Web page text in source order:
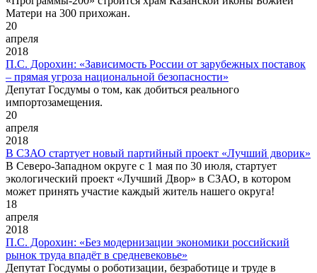
Матери на 300 прихожан.
20
апреля
2018
П.С. Дорохин: «Зависимость России от зарубежных поставок
– прямая угроза национальной безопасности»
Депутат Госдумы о том, как добиться реального
импортозамещения.
20
апреля
2018
В СЗАО стартует новый партийный проект «Лучший дворик»
В Северо-Западном округе с 1 мая по 30 июля, стартует
экологический проект «Лучший Двор» в СЗАО, в котором
может принять участие каждый житель нашего округа!
18
апреля
2018
П.С. Дорохин: «Без модернизации экономики российский
рынок труда впадёт в средневековье»
Депутат Госдумы о роботизации, безработице и труде в